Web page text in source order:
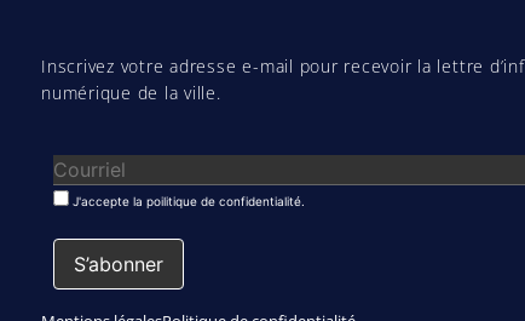
Inscrivez votre adresse e-mail pour recevoir la lettre
numérique de la ville.
J'accepte la poilitique de confidentialité.